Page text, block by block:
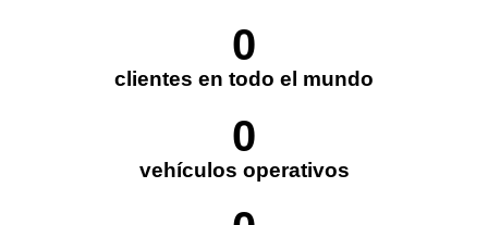
clientes en todo el mundo​
0
vehículos operativos​
0